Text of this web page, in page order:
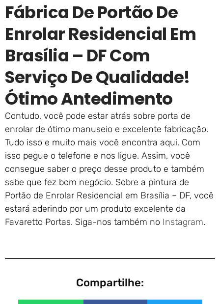
Fábrica De Portão De
Enrolar Residencial Em
Brasília – DF Com
Serviço De Qualidade!
Ótimo Antedimento
Contudo, você pode estar atrás sobre porta de
enrolar de ótimo manuseio e excelente fabricação.
Tudo isso e muito mais você encontra aqui. Com
isso pegue o telefone e nos ligue. Assim, você
consegue saber o preço desse produto e também
sabe que fez bom negócio. Sobre a pintura de
Portão de Enrolar Residencial em Brasília – DF, você
estará aderindo por um produto excelente da
Favaretto Portas. Siga-nos também no Instagram.
Compartilhe: